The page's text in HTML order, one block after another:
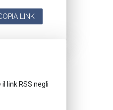
LINK
link RSS negli